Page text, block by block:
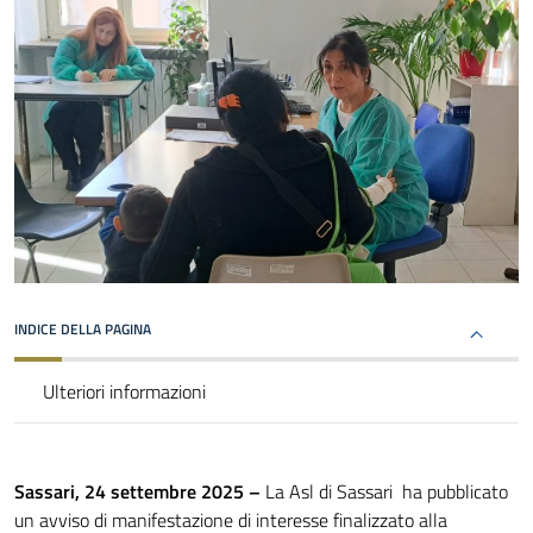
INDICE DELLA PAGINA
Ulteriori informazioni
Sassari, 24 settembre 2025 – La Asl di Sassari ha pubblicato
un avviso di manifestazione di interesse finalizzato alla